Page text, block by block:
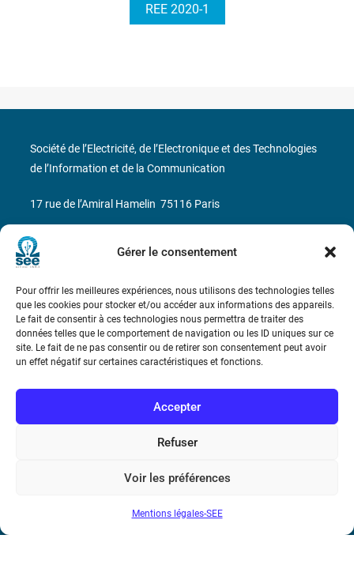
Gérer le consentement
Pour offrir les meilleures expériences, nous utilisons des technologies telles
que les cookies pour stocker et/ou accéder aux informations des appareils.
Le fait de consentir à ces technologies nous permettra de traiter des
données telles que le comportement de navigation ou les ID uniques sur ce
site. Le fait de ne pas consentir ou de retirer son consentement peut avoir
un effet négatif sur certaines caractéristiques et fonctions.
Accepter
Refuser
Voir les préférences
Mentions légales-SEE
REE 2020-1
Bicentenaire des découvertes d’André-
Conditions Générales de Vente
Mentions légales
Société de l’Electricité, de l’Electronique et des Technologies
de l’Information et de la Communication
17 rue de l’Amiral Hamelin 75116 Paris
Métro : « Boissière » Ligne 6 et « Iéna » Ligne 9
N° de SIREN : 785 393 232, Code APE : 9412Z TVA intra-
communautaire : FR44 785 393 232